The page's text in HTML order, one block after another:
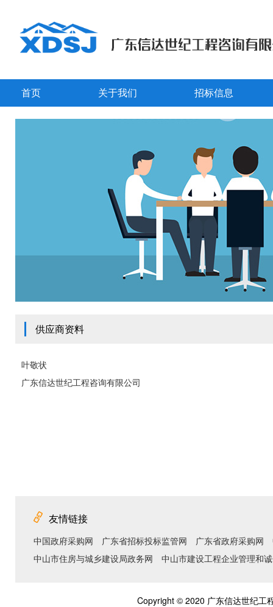
首页 关于我们 招标信息
供应商资料
叶敬状
广东信达世纪工程咨询有限公司
友情链接
中国政府采购网 广东省招标投标监管网 广东省政府采购网
中山市住房与城乡建设局政务网
中山市建设工程企业管理和
Copyright © 2020 广东信达世纪工